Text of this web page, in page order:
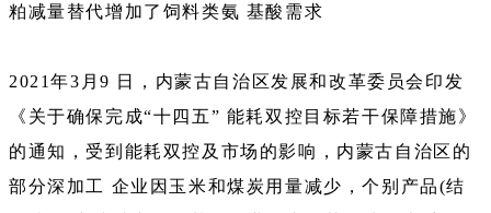
粕减量替代增加了饲料类氨 基酸需求
2021年3月9 日，内蒙古自治区发展和改革委员会印发
《关于确保完成“十四五” 能耗双控目标若干保障措施》
的通知，受到能耗双控及市场的影响，内蒙古自治区的
部分深加工 企业因玉米和煤炭用量减少，个别产品(结